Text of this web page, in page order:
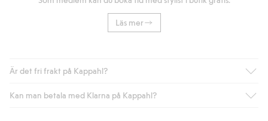
Läs mer
Är det fri frakt på Kappahl?
Är du medlem i Kappahl Club har du alltid gratis frakt till butik
Kan man betala med Klarna på Kappahl?